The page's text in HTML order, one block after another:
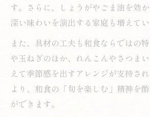
す。さらに、しょうがやごま油を効
深い味わいを演出する家庭も増えてい
また、具材の工夫も和食ならではの
や玉ねぎのほか、れんこんやさつま
えて季節感を出すアレンジが支持さ
より、和食の「旬を楽しむ」精神を
ができます。